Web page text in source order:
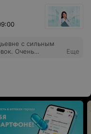
с сильным
Очень
Результат
быстрее,
многих
тихо, чисто,
под кожу).
Еще